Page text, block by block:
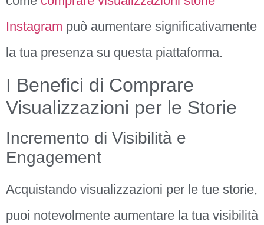
Instagram può aumentare significativamente
la tua presenza su questa piattaforma.
I Benefici di Comprare
Visualizzazioni per le Storie
Incremento di Visibilità e
Engagement
Acquistando visualizzazioni per le tue storie,
puoi notevolmente aumentare la tua visibilità